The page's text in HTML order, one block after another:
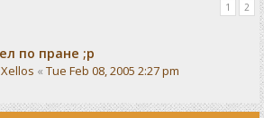
1 2
по пране ;р
Xellos « Tue Feb 08, 2005 2:27 pm